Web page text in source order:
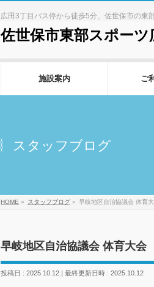
広田3丁目バス停から徒歩5分、佐世保市の東
佐世保市東部スポーツ
施設案内 ご
スタッフブログ
HOME » スタッフブログ » 早岐地区自治協議会 体育
早岐地区自治協議会 体育大会
投稿日 : 2025.10.12 最終更新日時 : 2025.10.12